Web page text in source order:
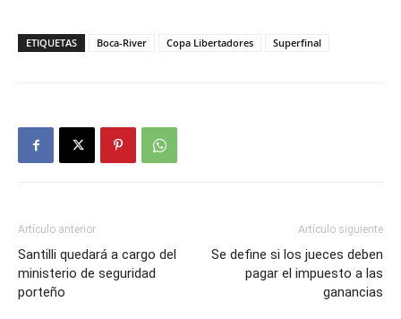
ETIQUETAS Boca-River Copa Libertadores Superfinal
Artículo anterior
Santilli quedará a cargo del
ministerio de seguridad
porteño
Artículo siguiente
Se define si los jueces deben
pagar el impuesto a las
ganancias